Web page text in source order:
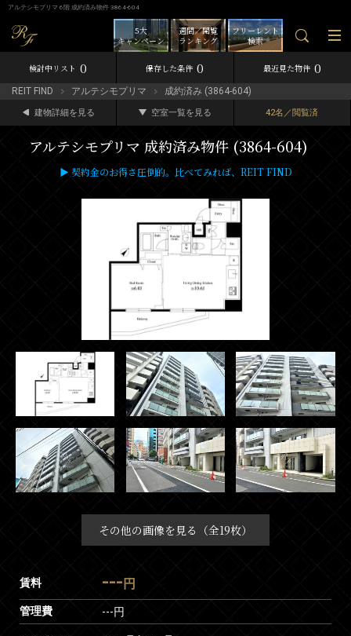
アルテシモプリマ 6階 成約済み物件 3864-604
フリーレント
検索
週間／閲覧
ランキング
5大
キャンペーン
検討中リスト 0 保存した条件 0 最近見た物件 0
REIT FIND アルテシモプリマ 成約済み (3864-604)
建物詳細を見る 空室一覧を見る 42名／閲覧済
アルテシモプリマ 成約済み物件 (3864-604)
▶ 契約金のお得さ圧倒的。比べてみれば、REIT FIND
その他の画像を見る（全19枚）
賃料 --- 円
管理費 ---円